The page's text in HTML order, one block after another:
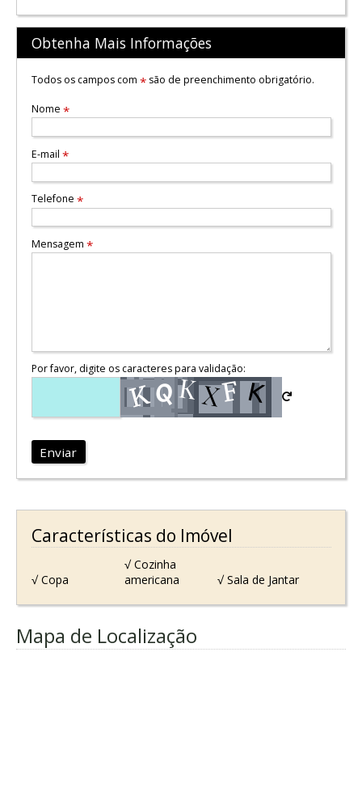
Obtenha Mais Informações
Todos os campos com *são de preenchimento obrigatório.
Nome *
E-mail *
Telefone *
Mensagem *
Por favor, digite os caracteres para validação:
Enviar
Características do Imóvel
√ Copa
√ Cozinha
americana
√ Sala de Jantar
Mapa de Localização